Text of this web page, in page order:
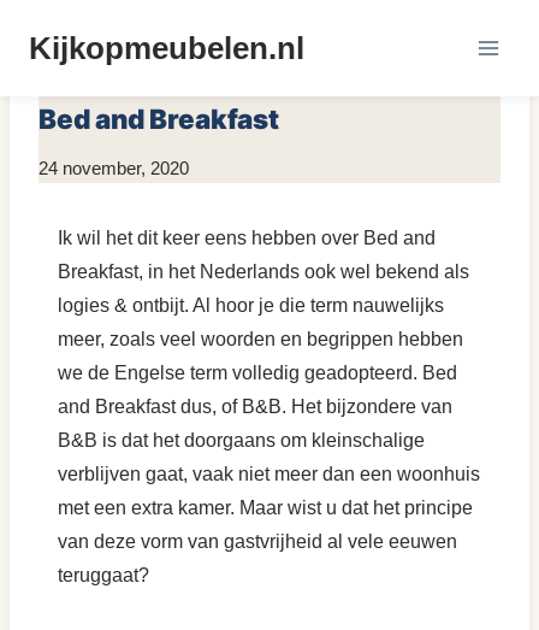
naarKijkopmeubelen.nl
Bed and Breakfast
Door
Sneijder
24 november, 2020
Ik wil het dit keer eens hebben over Bed and
Breakfast, in het Nederlands ook wel bekend als
logies & ontbijt. Al hoor je die term nauwelijks
meer, zoals veel woorden en begrippen hebben
we de Engelse term volledig geadopteerd. Bed
and Breakfast dus, of B&B. Het bijzondere van
B&B is dat het doorgaans om kleinschalige
verblijven gaat, vaak niet meer dan een woonhuis
met een extra kamer. Maar wist u dat het principe
van deze vorm van gastvrijheid al vele eeuwen
teruggaat?